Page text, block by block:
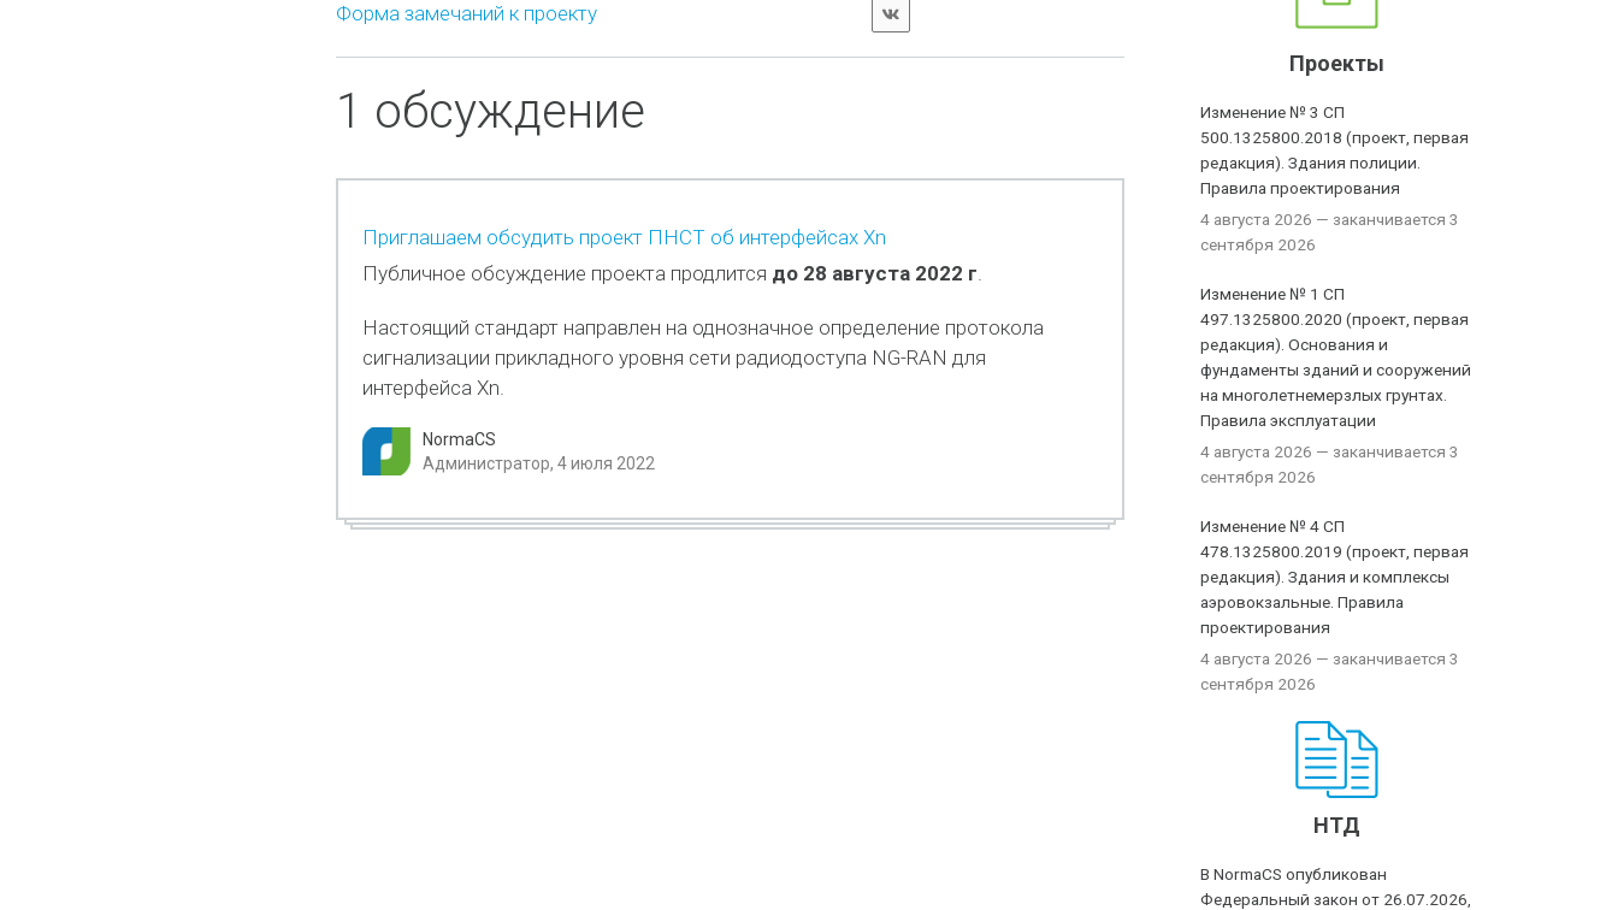
Форма замечаний к проекту
1 обсуждение
Приглашаем обсудить проект ПНСТ об интерфейсах Xn
Публичное обсуждение проекта продлится до 28 августа 2022 г.
Настоящий стандарт направлен на однозначное определение протокола
сигнализации прикладного уровня сети радиодоступа NG-RAN для
интерфейса Xn.
NormaCS
Администратор, 4 июля 2022
Проекты
Изменение № 3 СП
500.1325800.2018 (проект, первая
редакция). Здания полиции.
Правила проектирования
4 августа 2026 — заканчивается 3
сентября 2026
Изменение № 1 СП
497.1325800.2020 (проект, первая
редакция). Основания и
фундаменты зданий и сооружений
на многолетнемерзлых грунтах.
Правила эксплуатации
4 августа 2026 — заканчивается 3
сентября 2026
Изменение № 4 СП
478.1325800.2019 (проект, первая
редакция). Здания и комплексы
аэровокзальные. Правила
проектирования
4 августа 2026 — заканчивается 3
сентября 2026
НТД
В NormaCS опубликован
Федеральный закон от 26.07.2026,